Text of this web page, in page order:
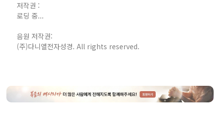
저작권 :
로딩 중...
음원 저작권:
(주)다니엘전자성경. All rights reserved.